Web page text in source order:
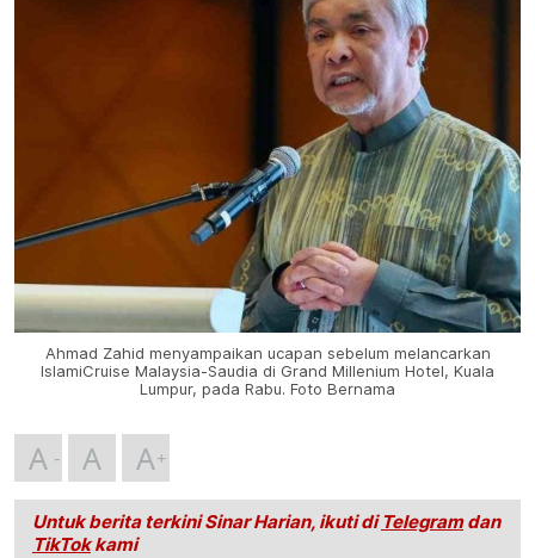
Ahmad Zahid menyampaikan ucapan sebelum melancarkan
IslamiCruise Malaysia-Saudia di Grand Millenium Hotel, Kuala
Lumpur, pada Rabu. Foto Bernama
A A A
Untuk berita terkini Sinar Harian, ikuti di Telegramdan
TikTokkami